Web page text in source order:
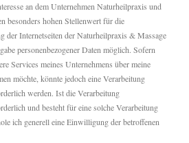
an dem Unternehmen Naturheilpraxis und
besonders hohen Stellenwert für die
der Internetseiten der Naturheilpraxis & Massage
personenbezogener Daten möglich. Sofern
Services meines Unternehmens über meine
möchte, könnte jedoch eine Verarbeitung
werden. Ist die Verarbeitung
und besteht für eine solche Verarbeitung
ich generell eine Einwilligung der betroffenen